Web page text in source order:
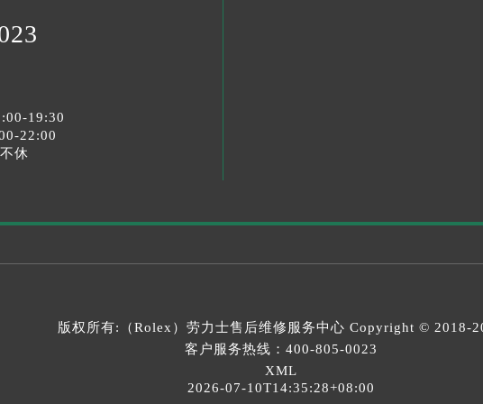
19:30
22:00
休
版权所有:（Rolex） 劳力士售后维修服务中心 Copyright © 2018-
客户服务热线： 400-805-0023
XML
2026-07-10T14:35:28+08:00